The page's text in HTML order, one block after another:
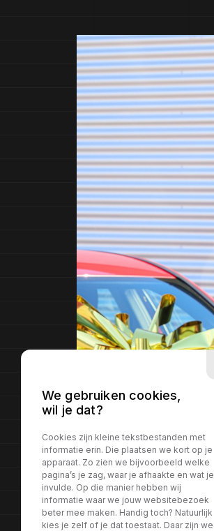
We gebruiken cookies,
wil je dat?
Cookies zijn kleine tekstbestanden met
informatie erin. Die plaatsen we kort op je
apparaat. Zo zien we bijvoorbeeld welke
pagina’s je zag, waar je afhaakte en wat je
invulde. Op die manier hebben wij
informatie waar we jouw websitebezoek
beter mee maken. Handig toch? Natuurlijk
kies je zelf of je dat toestaat. Daar zijn we